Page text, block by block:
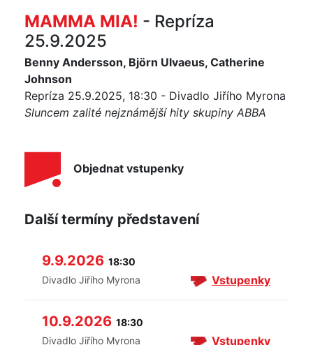
MAMMA MIA! - Repríza
25.9.2025
Benny Andersson, Björn Ulvaeus, Catherine
Johnson
Repríza 25.9.2025, 18:30 - Divadlo Jiřího Myrona
Sluncem zalité nejznámější hity skupiny ABBA
Objednat vstupenky
Další termíny představení
9.9.2026 18:30
Divadlo Jiřího Myrona
Vstupenky
10.9.2026 18:30
Divadlo Jiřího Myrona
Vstupenky